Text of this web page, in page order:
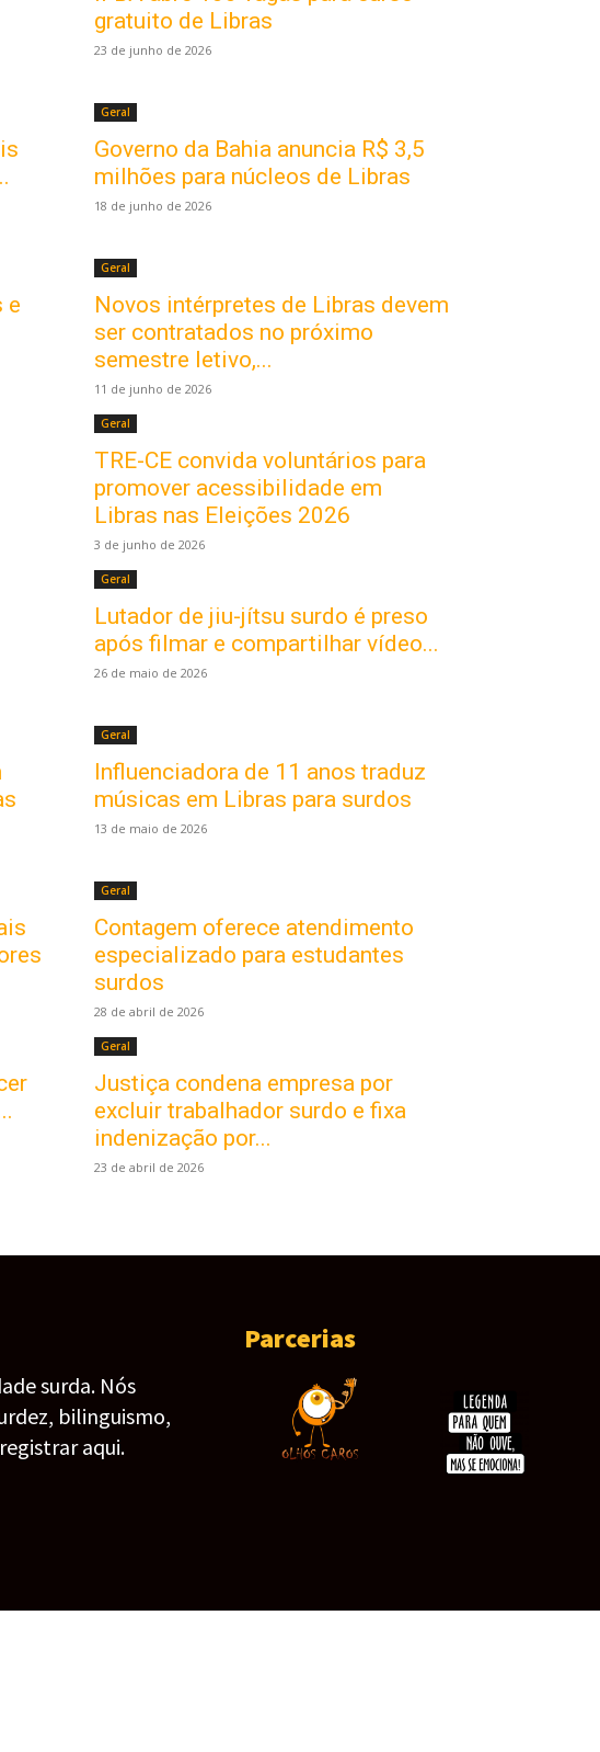
gratuito de Libras
23 de junho de 2026
Geral
Governo da Bahia anuncia R$ 3,5
milhões para núcleos de Libras
18 de junho de 2026
e
Geral
Novos intérpretes de Libras devem
ser contratados no próximo
semestre letivo,...
11 de junho de 2026
Geral
TRE-CE convida voluntários para
promover acessibilidade em
Libras nas Eleições 2026
3 de junho de 2026
Geral
Lutador de jiu-jítsu surdo é preso
após filmar e compartilhar vídeo...
26 de maio de 2026
Geral
Influenciadora de 11 anos traduz
músicas em Libras para surdos
13 de maio de 2026
Geral
Contagem oferece atendimento
especializado para estudantes
surdos
28 de abril de 2026
Geral
Justiça condena empresa por
excluir trabalhador surdo e fixa
indenização por...
23 de abril de 2026
surda. Nós
bilinguismo,
aqui.
Parcerias